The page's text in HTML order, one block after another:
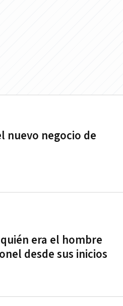
nuevo negocio de
era el hombre
desde sus inicios